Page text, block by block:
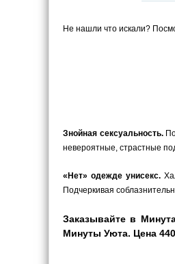
Не нашли что искали?
Знойная сексуальность.
невероятные, страстные
«Нет» одежде унисекс.
Подчеркивая
Заказывайте в
Минуты Уюта. Цена